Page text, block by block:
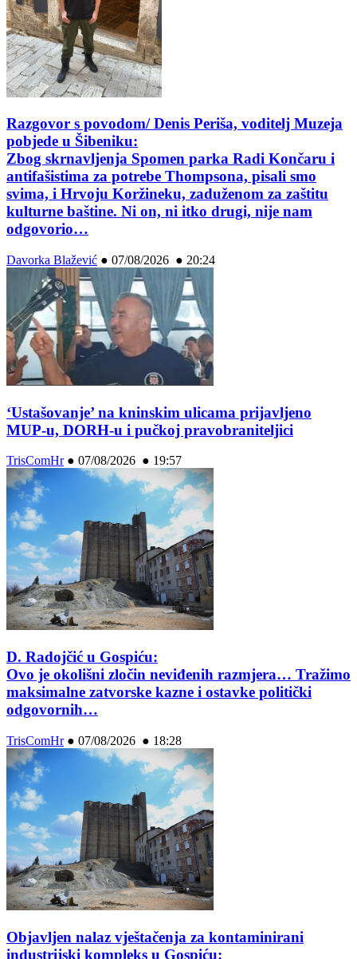
Razgovor s povodom/ Denis Periša, voditelj Muzeja
pobjede u Šibeniku:
Zbog skrnavljenja Spomen parka Radi Končaru i
antifašistima za potrebe Thompsona, pisali smo
svima, i Hrvoju Koržineku, zaduženom za zaštitu
kulturne baštine. Ni on, ni itko drugi, nije nam
odgovorio…
Davorka Blažević ● 07/08/2026 ● 20:24
‘Ustašovanje’ na kninskim ulicama prijavljeno
MUP-u, DORH-u i pučkoj pravobraniteljici
TrisComHr● 07/08/2026 ● 19:57
D. Radojčić u Gospiću:
Ovo je okolišni zločin neviđenih razmjera… Tražimo
maksimalne zatvorske kazne i ostavke politički
odgovornih…
TrisComHr● 07/08/2026 ● 18:28
Objavljen nalaz vještačenja za kontaminirani
industrijski kompleks u Gospiću: